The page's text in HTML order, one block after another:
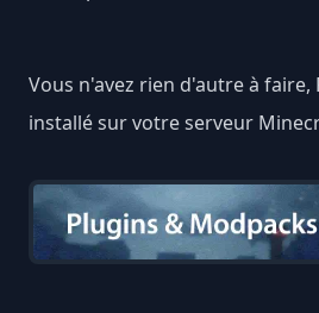
Vous n'avez rien d'autre à faire,
installé sur votre serveur